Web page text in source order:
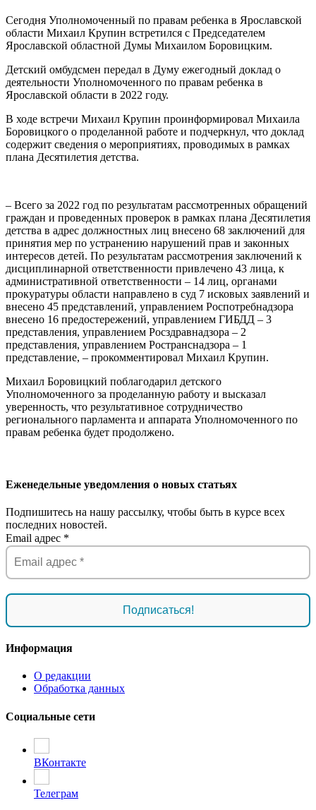
Сегодня Уполномоченный по правам ребенка в Ярославской
области Михаил Крупин встретился с Председателем
Ярославской областной Думы Михаилом Боровицким.
Детский омбудсмен передал в Думу ежегодный доклад о
деятельности Уполномоченного по правам ребенка в
Ярославской области в 2022 году.
В ходе встречи Михаил Крупин проинформировал Михаила
Боровицкого о проделанной работе и подчеркнул, что доклад
содержит сведения о мероприятиях, проводимых в рамках
плана Десятилетия детства.
– Всего за 2022 год по результатам рассмотренных обращений
граждан и проведенных проверок в рамках плана Десятилетия
детства в адрес должностных лиц внесено 68 заключений для
принятия мер по устранению нарушений прав и законных
интересов детей. По результатам рассмотрения заключений к
дисциплинарной ответственности привлечено 43 лица, к
административной ответственности – 14 лиц, органами
прокуратуры области направлено в суд 7 исковых заявлений и
внесено 45 представлений, управлением Роспотребнадзора
внесено 16 предостережений, управлением ГИБДД – 3
представления, управлением Росздравнадзора – 2
представления, управлением Ространснадзора – 1
представление, – прокомментировал Михаил Крупин.
Михаил Боровицкий поблагодарил детского
Уполномоченного за проделанную работу и высказал
уверенность, что результативное сотрудничество
регионального парламента и аппарата Уполномоченного по
правам ребенка будет продолжено.
Еженедельные уведомления о новых статьях
Подпишитесь на нашу рассылку, чтобы быть в курсе всех
последних новостей.
Email адрес *
Информация
О редакции
Обработка данных
Социальные сети
ВКонтакте
Телеграм